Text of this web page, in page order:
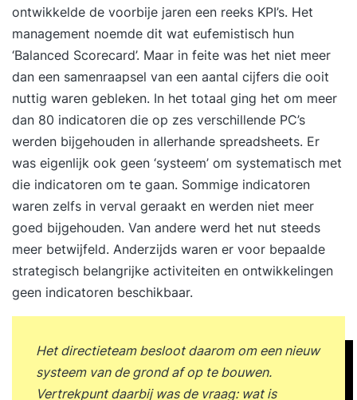
ontwikkelde de voorbije jaren een reeks KPI’s. Het
management noemde dit wat eufemistisch hun
‘Balanced Scorecard’. Maar in feite was het niet meer
dan een samenraapsel van een aantal cijfers die ooit
nuttig waren gebleken. In het totaal ging het om meer
dan 80 indicatoren die op zes verschillende PC’s
werden bijgehouden in allerhande spreadsheets. Er
was eigenlijk ook geen ‘systeem’ om systematisch met
die indicatoren om te gaan. Sommige indicatoren
waren zelfs in verval geraakt en werden niet meer
goed bijgehouden. Van andere werd het nut steeds
meer betwijfeld. Anderzijds waren er voor bepaalde
strategisch belangrijke activiteiten en ontwikkelingen
geen indicatoren beschikbaar.
Het directieteam besloot daarom om een nieuw
systeem van de grond af op te bouwen.
Vertrekpunt daarbij was de vraag: wat is